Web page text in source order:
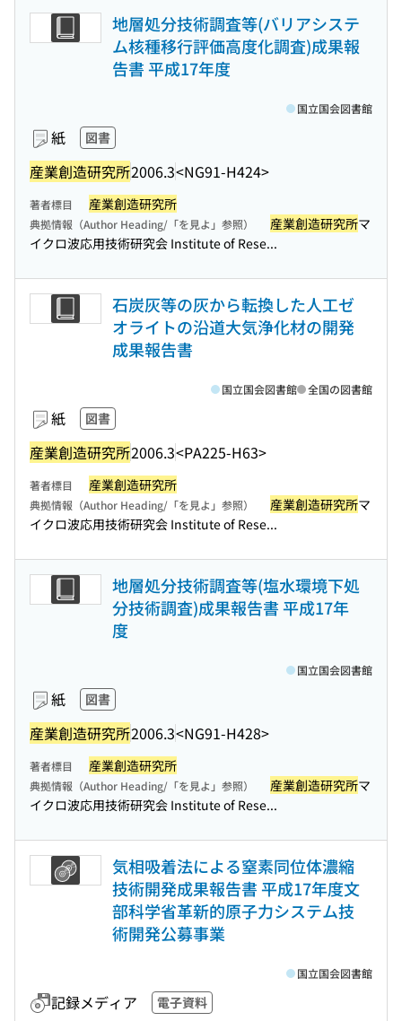
地層処分技術調査等(バリアシステ
ム核種移行評価高度化調査)成果報
告書 平成17年度
紙 図書
産業創造研究所2006.3<NG91-H424>
国立国会図書館
著者標目 産業創造研究所
典拠情報（Author Heading/「を見よ」参照） 産業創造研究所マ
イクロ波応用技術研究会 Institute of Rese...
石炭灰等の灰から転換した人工ゼ
オライトの沿道大気浄化材の開発
成果報告書
紙 図書
産業創造研究所2006.3<PA225-H63>
国立国会図書館 全国の図書館
著者標目 産業創造研究所
典拠情報（Author Heading/「を見よ」参照） 産業創造研究所マ
イクロ波応用技術研究会 Institute of Rese...
地層処分技術調査等(塩水環境下処
分技術調査)成果報告書 平成17年
度
紙 図書
産業創造研究所2006.3<NG91-H428>
国立国会図書館
著者標目 産業創造研究所
典拠情報（Author Heading/「を見よ」参照） 産業創造研究所マ
イクロ波応用技術研究会 Institute of Rese...
気相吸着法による窒素同位体濃縮
技術開発成果報告書 平成17年度文
部科学省革新的原子力システム技
術開発公募事業
記録メディア 電子資料
国立国会図書館